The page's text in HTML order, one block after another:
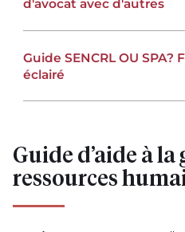
d'avocat avec d'autres
Guide SENCRL OU SPA?
éclairé
Guide d’aide à la
ressources